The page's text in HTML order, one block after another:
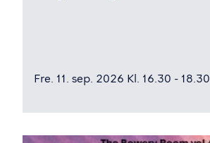
Fre. 11. sep. 2026 Kl. 16.30 - 18.30